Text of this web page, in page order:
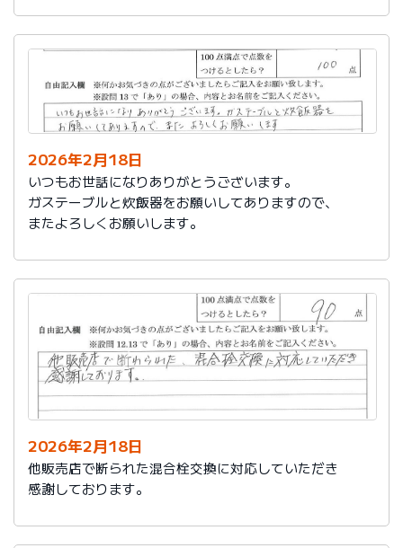
かったです。
これからもよろしくお願いします。
2026年2月18日
いつもお世話になりありがとうございます。
ガステーブルと炊飯器をお願いしてありますので、
またよろしくお願いします。
2026年2月18日
他販売店で断られた混合栓交換に対応していただき
感謝しております。